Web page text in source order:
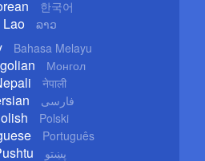
한국어
Lao ລາວ
Bahasa Melayu
Монгол
नेपाली
فارسی
Polski
Português
پښتو